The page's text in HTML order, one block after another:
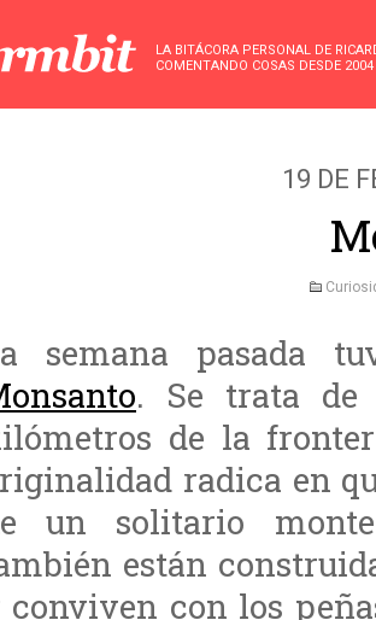
LA BITÁCORA PERSONAL DE
COMENTANDO COSAS DESDE 2004
19 DE
semana pasada
. Se trata de
de la
radica en
un solitario
están
conviven con los